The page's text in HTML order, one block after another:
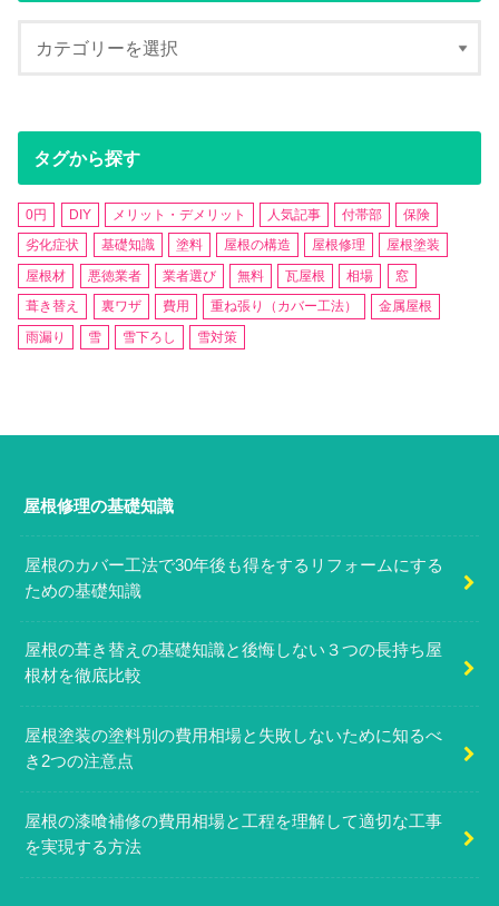
タグから探す
0円 DIY メリット・デメリット 人気記事 付帯部
保険
劣化症状
基礎知識 塗料 屋根の構造 屋根修理
屋根塗装
屋根材
悪徳業者 業者選び 無料 瓦屋根 相場
窓
葺き替え
裏ワザ 費用 重ね張り（カバー工法）
金属屋根
雨漏り
雪 雪下ろし 雪対策
屋根修理の基礎知識
屋根のカバー工法で30年後も得をするリフォームにする
ための基礎知識
屋根の葺き替えの基礎知識と後悔しない３つの長持ち屋
根材を徹底比較
屋根塗装の塗料別の費用相場と失敗しないために知るべ
き2つの注意点
屋根の漆喰補修の費用相場と工程を理解して適切な工事
を実現する方法